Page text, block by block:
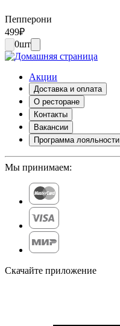
Пепперони
499₽
0шт
Акции
Доставка и оплата
О ресторане
Контакты
Вакансии
Программа лояльности
Мы принимаем:
Скачайте приложение